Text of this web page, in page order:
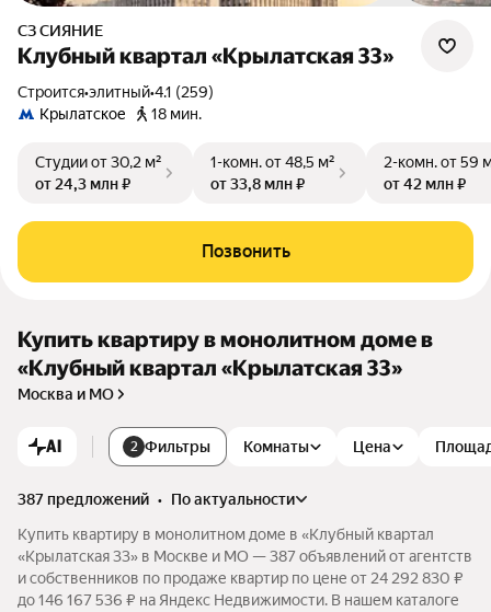
СЗ СИЯНИЕ
Клубный квартал «Крылатская 33»
Строится•элитный•4.1 (259)
Крылатское
18 мин.
Студииот 30,2 м²
от 24,3 млн ₽
1-комн.от 48,5 м²
от 33,8 млн ₽
2-комн.от 59
от 42 млн ₽
Позвонить
Купить квартиру в монолитном доме в
«Клубный квартал «Крылатская 33»
Москва и МО
AI 2 Фильтры Комнаты Цена
387 предложений •
по актуальности
Купить квартиру в монолитном доме в «Клубный квартал
«Крылатская 33» в Москве и МО — 387 объявлений от агентств
и собственников по продаже квартир по цене от 24 292 830 ₽
до 146 167 536 ₽ на Яндекс Недвижимости. В нашем каталоге